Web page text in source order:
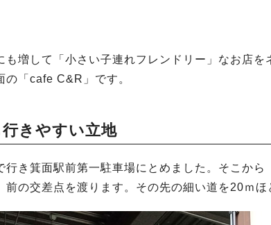
も増して「小さい子連れフレンドリー」なお店を
の「cafe C&R」です。
きやすい立地
行き箕面駅前第一駐車場にとめました。そこか
前の交差点を渡ります。その先の細い道を20ｍ